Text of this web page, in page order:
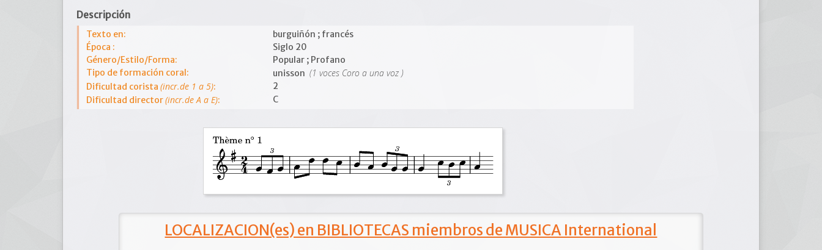
Descripción
Texto en:
burguiñón ; francés
Época :
Siglo 20
Género/Estilo/Forma:
Popular ; Profano
Tipo de formación coral:
unisson (1 voces Coro a una voz )
Dificultad corista (incr.de 1 a 5):
2
Dificultad director(incr.de A a E): C
LOCALIZACION(es) en BIBLIOTECAS miembros de MUSICA International